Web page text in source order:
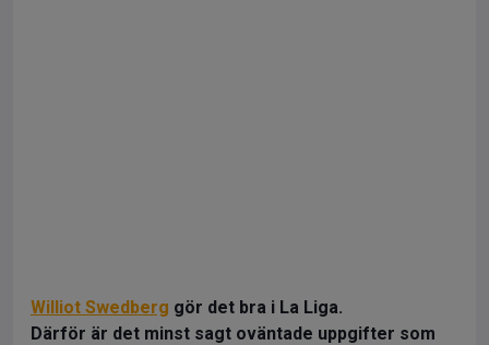
Williot Swedberg gör det bra i La Liga.
Därför är det minst sagt oväntade uppgifter som